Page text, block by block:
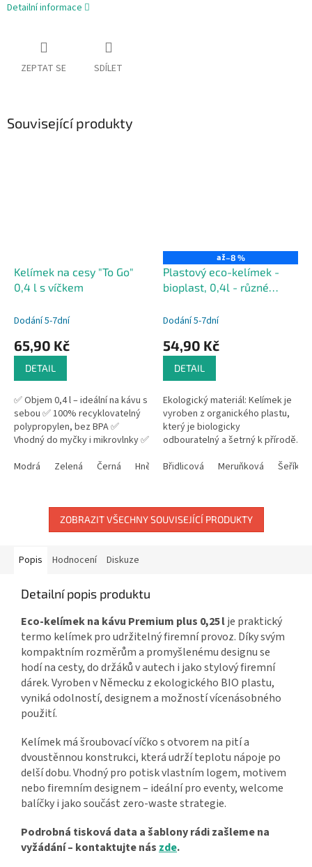
Detailní informace
ZEPTAT SE SDÍLET
Související produkty
Kelímek na cesy "To Go"
0,4 l s víčkem
Dodání 5-7dní
65,90 Kč
DETAIL
✅ Objem 0,4 l – ideální na kávu s
sebou ✅ 100% recyklovatelný
polypropylen, bez BPA ✅
Vhodný do myčky i mikrovlnky ✅
Vyroben v Německu –...
Modrá Zelená Černá Hnědá Růžová
až–8 %
Plastový eco-kelímek -
bioplast, 0,4l - různé
Dodání 5-7dní
54,90 Kč
DETAIL
Ekologický materiál: Kelímek je
vyroben z organického plastu,
který je biologicky
odbouratelný a šetrný k přírodě.
obnovitelných zdrojů, což
Břidlicová Meruňková
ZOBRAZIT VŠECHNY SOUVISEJÍCÍ PRODUKTY
Popis Hodnocení Diskuze
Detailní popis produktu
Eco-kelímek na kávu Premium plus 0,25 lje praktický
termo kelímek pro udržitelný firemní provoz. Díky svým
kompaktním rozměrům a promyšlenému designu se
hodí na cesty, do držáků v autech i jako stylový firemní
dárek. Vyroben v Německu z ekologického BIO plastu,
vyniká odolností, designem a možností vícenásobného
použití.
Kelímek má šroubovací víčko s otvorem na pití a
dvoustěnnou konstrukci, která udrží teplotu nápoje po
delší dobu. Vhodný pro potisk vlastním logem, motivem
nebo firemním designem – ideální pro eventy, welcome
balíčky i jako součást zero-waste strategie.
Podrobná tisková data a šablony rádi zašleme na
vyžádání – kontaktujte nás zde.